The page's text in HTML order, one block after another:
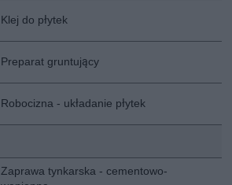
Klej do płytek
Preparat gruntujący
Robocizna - układanie płytek
Zaprawa tynkarska - cementowo-